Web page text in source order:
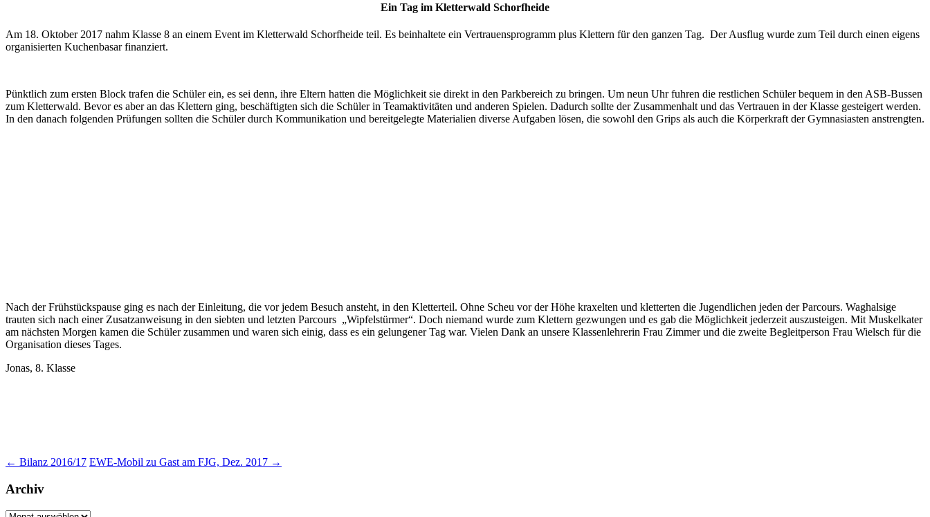
Ein Tag im Kletterwald Schorfheide
Am 18. Oktober 2017 nahm Klasse 8 an einem Event im Kletterwald Schorfheide teil. Es beinhaltete ein Vertrauensprogramm plus Klettern für den ganzen Tag. Der Ausflug wurde zum Teil durch einen eigens
organisierten Kuchenbasar finanziert.
Pünktlich zum ersten Block trafen die Schüler ein, es sei denn, ihre Eltern hatten die Möglichkeit sie direkt in den Parkbereich zu bringen. Um neun Uhr fuhren die restlichen Schüler bequem in den ASB-Bussen
zum Kletterwald. Bevor es aber an das Klettern ging, beschäftigten sich die Schüler in Teamaktivitäten und anderen Spielen. Dadurch sollte der Zusammenhalt und das Vertrauen in der Klasse gesteigert werden.
In den danach folgenden Prüfungen sollten die Schüler durch Kommunikation und bereitgelegte Materialien diverse Aufgaben lösen, die sowohl den Grips als auch die Körperkraft der Gymnasiasten anstrengten.
Nach der Frühstückspause ging es nach der Einleitung, die vor jedem Besuch ansteht, in den Kletterteil. Ohne Scheu vor der Höhe kraxelten und kletterten die Jugendlichen jeden der Parcours. Waghalsige
trauten sich nach einer Zusatzanweisung in den siebten und letzten Parcours „Wipfelstürmer“. Doch niemand wurde zum Klettern gezwungen und es gab die Möglichkeit jederzeit auszusteigen. Mit Muskelkater
am nächsten Morgen kamen die Schüler zusammen und waren sich einig, dass es ein gelungener Tag war. Vielen Dank an unsere Klassenlehrerin Frau Zimmer und die zweite Begleitperson Frau Wielsch für die
Organisation dieses Tages.
Jonas, 8. Klasse
Beitragsnavigation
← Bilanz 2016/17 EWE-Mobil zu Gast am FJG, Dez. 2017 →
Archiv